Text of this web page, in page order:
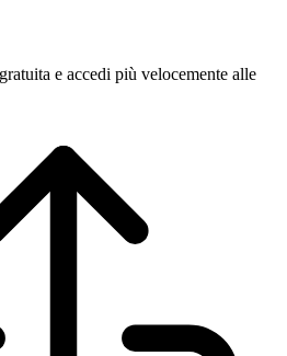
e accedi più velocemente alle